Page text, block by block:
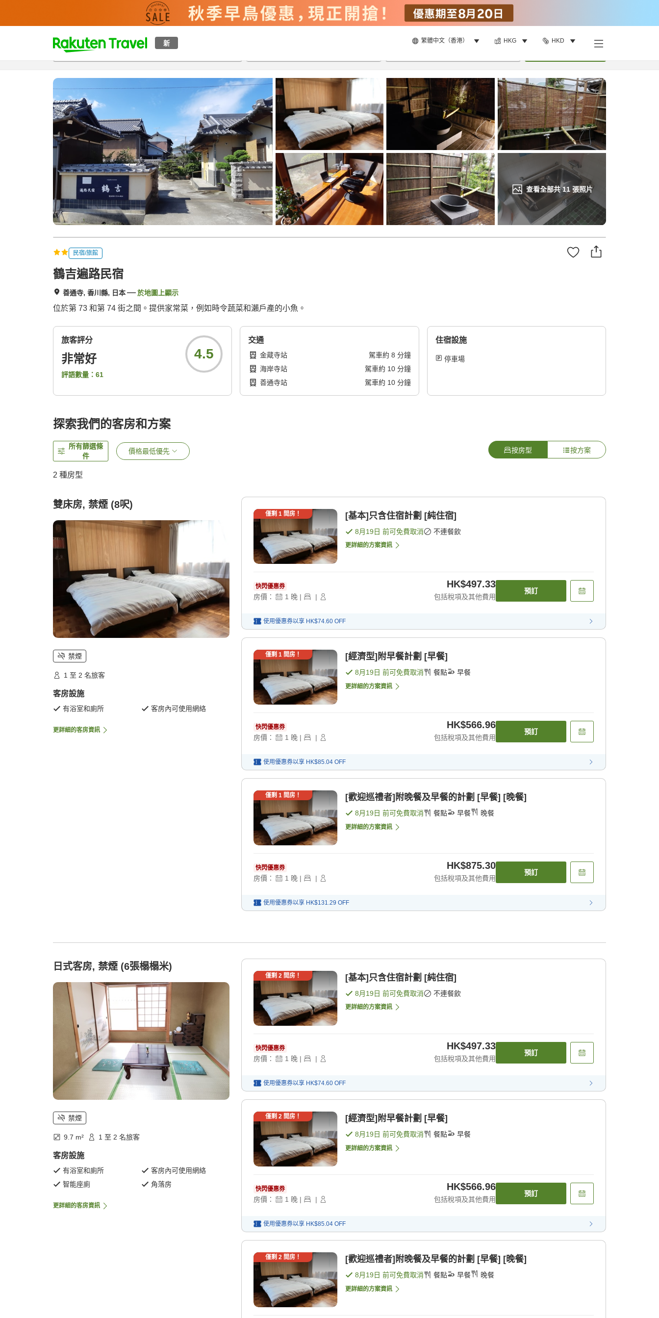
新 繁體中文（香港） HKG HKD
t
p
a
g
e
_
s
a
r
h
查看全部共11張照片
概覽房間及住宿方案 評價設施
民宿/旅館
鶴吉遍路民宿
善通寺, 香川縣, 日本 於地圖上顯示
位於第 73 和第 74 街之間。提供家常菜，例如時令蔬菜和瀨戶產的小魚。
旅客評分
非常好
評語數量： 61
4.5
交通
金蔵寺站 駕車約 8 分鐘
海岸寺站
駕車約 10分鐘
善通寺站
駕車約 10分鐘
住宿設施
停車場
探索我們的客房和方案
所有篩選條
件
價格最低優先 按房型 按方案
2 種房型
雙床房, 禁煙 (8呎)
禁煙
1 至 2 名旅客
客房設施
有浴室和廁所 客房內可使用網絡
更詳細的客房資訊
僅剩 1間房！ [基本]只含住宿計劃 [純住宿]
8月19日 前可免費取消 不連餐飲
更詳細的方案資訊
快閃優惠券
房價： 1 晚 | |
HK$497.33
包括稅項及其他費用
預訂
使用優惠券以享 HK$74.60 OFF
僅剩 1間房！ [經濟型]附早餐計劃 [早餐]
8月19日 前可免費取消 餐點 早餐
更詳細的方案資訊
快閃優惠券
房價： 1 晚 | |
HK$566.96
包括稅項及其他費用
預訂
使用優惠券以享 HK$85.04 OFF
僅剩 1間房！ [歡迎巡禮者]附晚餐及早餐的計劃 [早餐] [晚餐]
8月19日 前可免費取消 餐點 早餐 晚餐
更詳細的方案資訊
快閃優惠券
房價： 1 晚 | |
HK$875.30
包括稅項及其他費用
預訂
使用優惠券以享 HK$131.29 OFF
日式客房, 禁煙 (6張榻榻米)
禁煙
9.7 m² 1 至 2 名旅客
客房設施
有浴室和廁所
客房內可使用網絡
智能座廁
角落房
更詳細的客房資訊
僅剩 2間房！ [基本]只含住宿計劃 [純住宿]
8月19日 前可免費取消 不連餐飲
更詳細的方案資訊
快閃優惠券
房價： 1 晚 | |
HK$497.33
包括稅項及其他費用
預訂
使用優惠券以享 HK$74.60 OFF
僅剩 2間房！ [經濟型]附早餐計劃 [早餐]
8月19日 前可免費取消 餐點 早餐
更詳細的方案資訊
快閃優惠券
房價： 1 晚 | |
HK$566.96
包括稅項及其他費用
預訂
使用優惠券以享 HK$85.04 OFF
僅剩 2間房！ [歡迎巡禮者]附晚餐及早餐的計劃 [早餐] [晚餐]
8月19日 前可免費取消 餐點 早餐 晚餐
更詳細的方案資訊